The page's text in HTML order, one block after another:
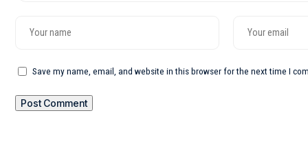
Save my name, email, and website in this browser for the next time I